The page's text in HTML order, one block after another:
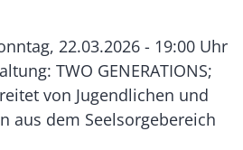
22.03.2026 - 19:00 Uhr
TWO GENERATIONS;
von Jugendlichen und
aus dem Seelsorgebereich